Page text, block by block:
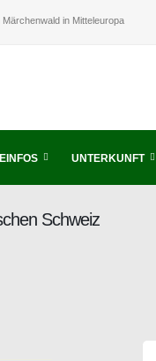
in Mitteleuropa
UNTERKUNFT
Schweiz